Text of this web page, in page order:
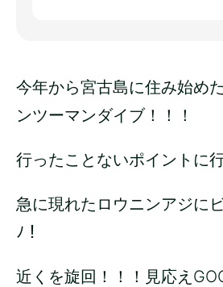
今年から宮古島に住み始め
ンツーマンダイブ！！！
行ったことないポイントに
急に現れたロウニンアジに
ﾉ！
近くを旋回！！！見応え